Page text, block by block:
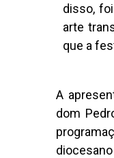
disso,
arte
que a
A
dom